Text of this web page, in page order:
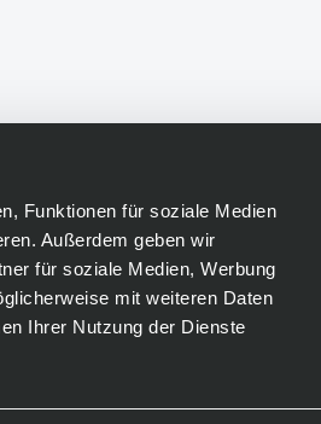
Funktionen für soziale Medien
Außerdem geben wir
für soziale Medien, Werbung
mit weiteren Daten
Ihrer Nutzung der Dienste